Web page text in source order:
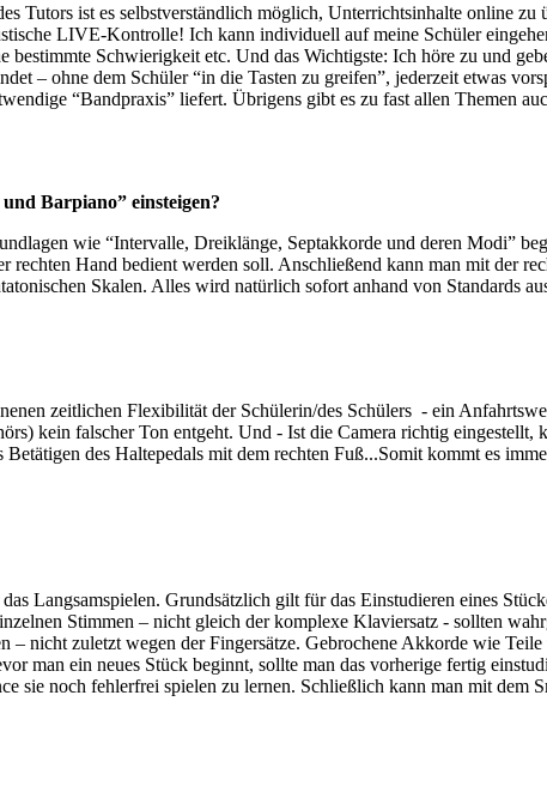
Tutors ist es selbstverständlich möglich, Unterrichtsinhalte online
LIVE-Kontrolle! Ich kann individuell auf meine Schüler
Schwierigkeit etc. Und das Wichtigste: Ich höre zu und
– ohne dem Schüler “in die Tasten zu greifen”, jederzeit etwas
“Bandpraxis” liefert. Übrigens gibt es zu fast allen Themen
Barpiano” einsteigen?
wie “Intervalle, Dreiklänge, Septakkorde und deren Modi”
Hand bedient werden soll. Anschließend kann man mit der
Skalen. Alles wird natürlich sofort anhand von Standards
zeitlichen Flexibilität der Schülerin/des Schülers - ein
kein falscher Ton entgeht. Und - Ist die Camera richtig
des Haltepedals mit dem rechten Fuß...Somit kommt es
Langsamspielen. Grundsätzlich gilt für das Einstudieren eines
Stimmen – nicht gleich der komplexe Klaviersatz - sollten
– nicht zuletzt wegen der Fingersätze. Gebrochene Akkorde wie
man ein neues Stück beginnt, sollte man das vorherige fertig
sie noch fehlerfrei spielen zu lernen. Schließlich kann man mit dem